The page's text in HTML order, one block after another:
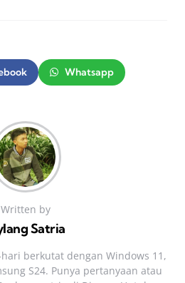
Whatsapp
Written by
Satria
berkutat dengan Windows 11,
S24. Punya pertanyaan atau